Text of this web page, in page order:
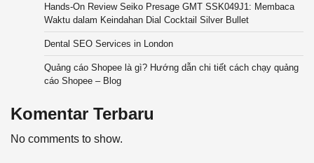
Hands-On Review Seiko Presage GMT SSK049J1: Membaca
Waktu dalam Keindahan Dial Cocktail Silver Bullet
Dental SEO Services in London
Quảng cáo Shopee là gì? Hướng dẫn chi tiết cách chạy quảng
cáo Shopee – Blog
Komentar Terbaru
No comments to show.